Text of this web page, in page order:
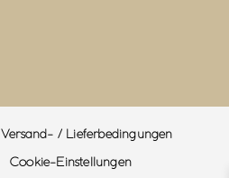
Versand- / Lieferbedingungen
Cookie-Einstellungen